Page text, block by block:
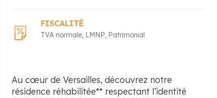
FISCALITÉ
TVA normale LMNP Patrimonial
Au cœur de Versailles, découvrez notre
résidence réhabilitée** respectant l’identité